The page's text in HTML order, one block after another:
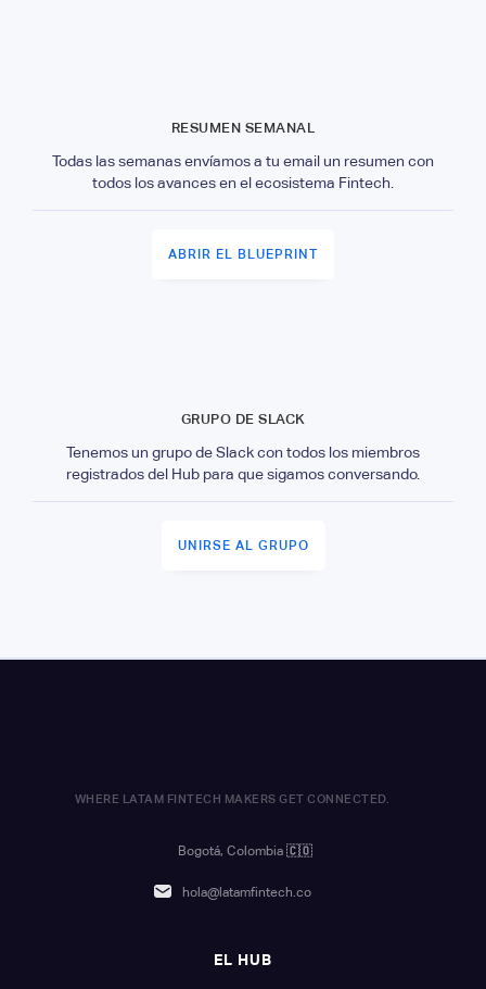
RESUMEN SEMANAL
Todas las semanas envíamos a tu email un resumen con
todos los avances en el ecosistema Fintech.
ABRIR EL BLUEPRINT
GRUPO DE SLACK
Tenemos un grupo de Slack con todos los miembros
registrados del Hub para que sigamos conversando.
UNIRSE AL GRUPO
WHERE LATAM FINTECH MAKERS GET CONNECTED.
Bogotá, Colombia 🇨🇴
hola@latamfintech.co
EL HUB